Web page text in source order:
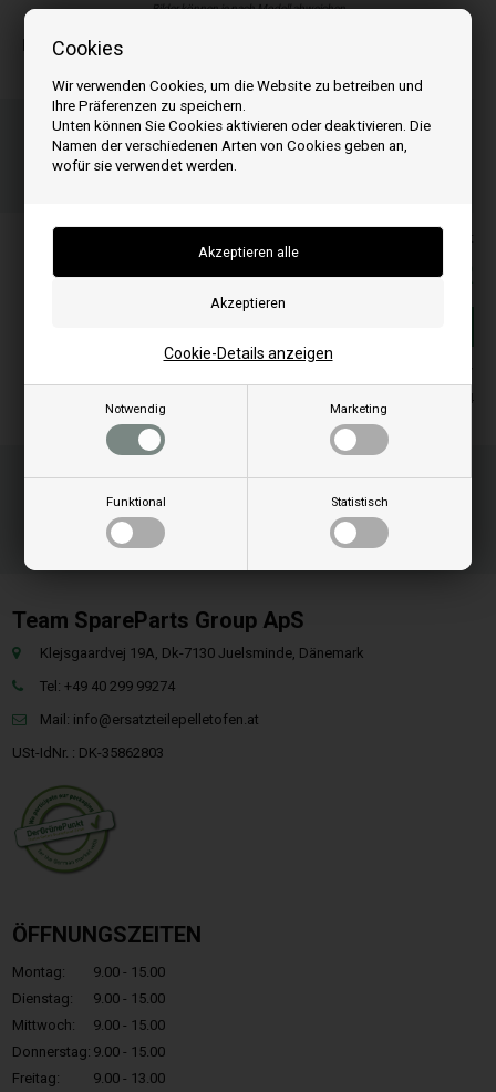
Cookies
Wir verwenden Cookies, um die Website zu betreiben und
Ihre Präferenzen zu speichern.
Unten können Sie Cookies aktivieren oder deaktivieren. Die
Namen der verschiedenen Arten von Cookies geben an,
wofür sie verwendet werden.
Notwendig Marketing
Funktional Statistisch
Cookie-Details anzeigen
Bilder können je nach Modell abweichen
Display passt zu Austropell Pelletofen
Bestellen Sie Ihre Artikel vor 15:00 Uhr
Schnelle Lieferung - Paketnummer an E-Mail
01 03
Alle Preise inkl. MwSt
130,00EUR
Auf lager
Lieferung 2-4
Team SpareParts Group ApS
Klejsgaardvej 19A, Dk-7130 Juelsminde, Dänemark
Tel: +49 40 299 99274
Mail: info@ersatzteilepelletofen.at
USt-IdNr. : DK-35862803
ÖFFNUNGSZEITEN
Montag:
9.00 - 15.00
Dienstag:
9.00 - 15.00
Mittwoch:
9.00 - 15.00
Donnerstag: 9.00 - 15.00
Freitag:
9.00 - 13.00